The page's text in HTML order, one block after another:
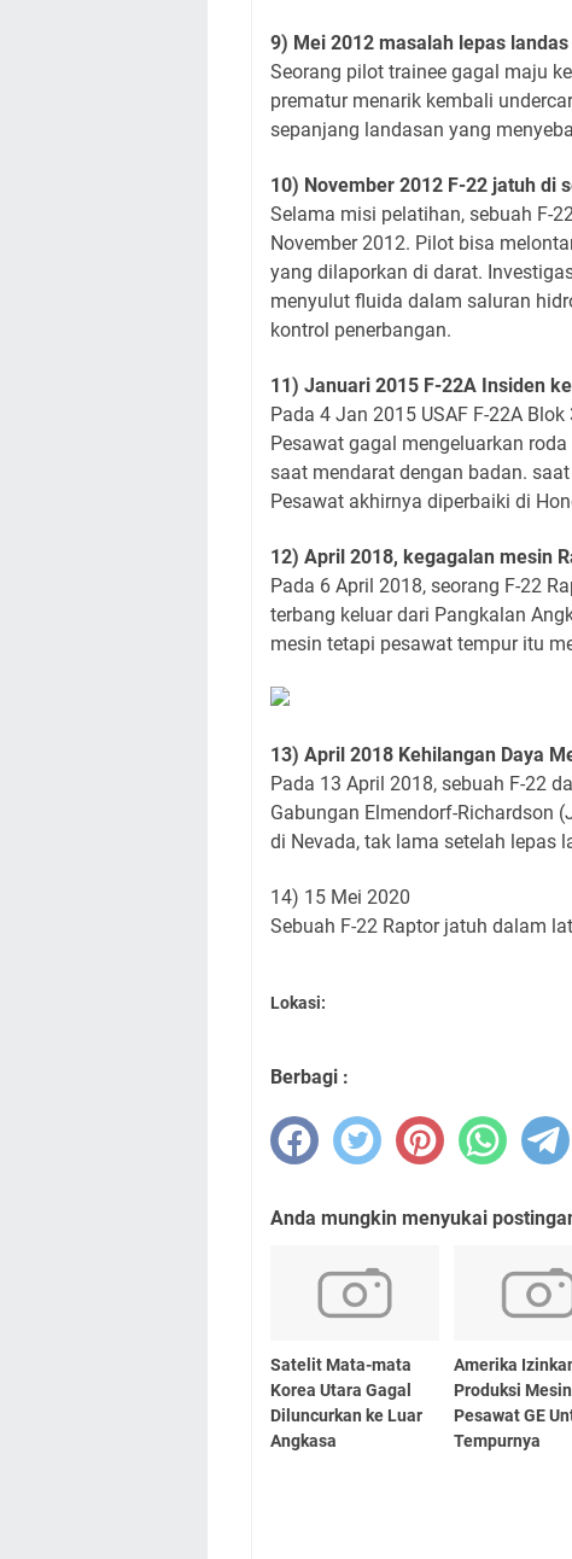
9) Mei 2012 masalah lepas
Seorang pilot trainee gagal maju
prematur menarik kembali
sepanjang landasan yang
10) November 2012 F-22 jatuh di
Selama misi pelatihan, sebuah F-
November 2012. Pilot bisa
yang dilaporkan di darat.
menyulut fluida dalam saluran
kontrol penerbangan.
11) Januari 2015 F-22A Insiden
Pada 4 Jan 2015 USAF F-22A
Pesawat gagal mengeluarkan
saat mendarat dengan badan.
Pesawat akhirnya diperbaiki di
12) April 2018, kegagalan mesin
Pada 6 April 2018, seorang F-22
terbang keluar dari Pangkalan
mesin tetapi pesawat tempur itu
13) April 2018 Kehilangan Daya
Pada 13 April 2018, sebuah F-22
Gabungan Elmendorf-Richardson
di Nevada, tak lama setelah lepas
14) 15 Mei 2020
Sebuah F-22 Raptor jatuh dalam
Lokasi:
Berbagi :
Anda mungkin menyukai
Satelit Mata-mata
Korea Utara Gagal
Diluncurkan ke Luar
Angkasa
Amerika
Produksi Mesin
Pesawat GE
Tempurnya